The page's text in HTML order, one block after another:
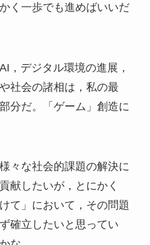
く一歩でも進めばいいだ
，デジタル環境の進展，
社会の諸相は，私の最
分だ。「ゲーム」創造に
々な社会的課題の解決に
献したいが，とにかく
て」において，その問題
確立したいと思ってい